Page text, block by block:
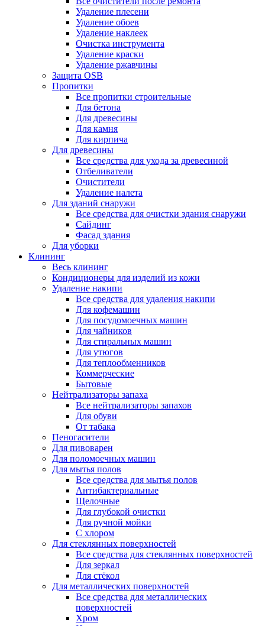
Удаление плесени
Удаление обоев
Удаление наклеек
Очистка инструмента
Удаление краски
Удаление ржавчины
Защита OSB
Пропитки
Все пропитки строительные
Для бетона
Для древесины
Для камня
Для кирпича
Для древесины
Все средства для ухода за древесиной
Отбеливатели
Очистители
Удаление налета
Для зданий снаружи
Все средства для очистки здания снаружи
Сайдинг
Фасад здания
Для уборки
Клининг
Весь клининг
Кондиционеры для изделий из кожи
Удаление накипи
Все средства для удаления накипи
Для кофемашин
Для посудомоечных машин
Для чайников
Для стиральных машин
Для утюгов
Для теплообменников
Коммерческие
Бытовые
Нейтрализаторы запаха
Все нейтрализаторы запахов
Для обуви
От табака
Пеногасители
Для пивоварен
Для поломоечных машин
Для мытья полов
Все средства для мытья полов
Антибактериальные
Щелочные
Для глубокой очистки
Для ручной мойки
С хлором
Для стеклянных поверхностей
Все средства для стеклянных поверхностей
Для зеркал
Для стёкол
Для металлических поверхностей
Все средства для металлических
поверхностей
Хром